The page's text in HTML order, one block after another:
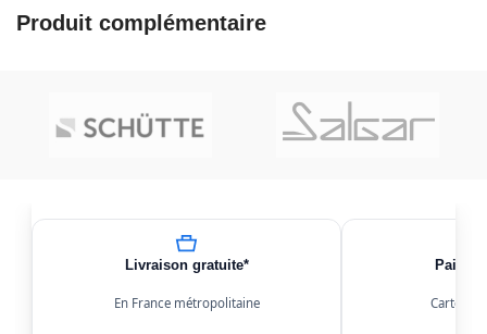
Produit complémentaire
Livraison gratuite*
En France métropolitaine Carte,